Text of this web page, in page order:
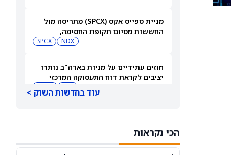
מניית ספייס אקס (SPCX) מתריסה מול
החששות מסיום תקופת החסימה,
NDX
SPCX
חוזים עתידיים על מניות בארה"ב נותרו
יציבים לקראת דוח התעסוקה המרכזי
עוד בחדשות השוק >
הכי נקראות